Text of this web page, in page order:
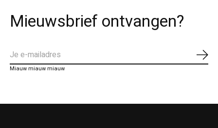
Mieuwsbrief ontvangen?
Miauw miauw miauw